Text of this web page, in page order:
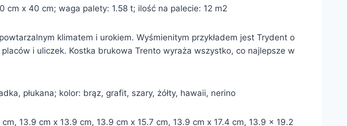
x 40 cm; waga palety: 1.58 t; ilość na palecie: 12 m2
klimatem i urokiem. Wyśmienitym przykładem jest Trydent o
i uliczek. Kostka brukowa Trento wyraża wszystko, co najlepsze w
płukana; kolor: brąz, grafit, szary, żółty, hawaii, nerino
13.9 cm x 13.9 cm, 13.9 cm x 15.7 cm, 13.9 cm x 17.4 cm, 13.9 x 19.2